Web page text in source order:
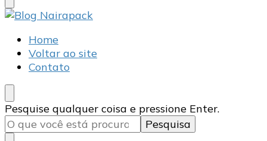
Blog Nairapack
Líder no Mercado de Embalagens
Home
Voltar ao site
Contato
Procurando
algo?
Pesquise qualquer coisa e pressione Enter.